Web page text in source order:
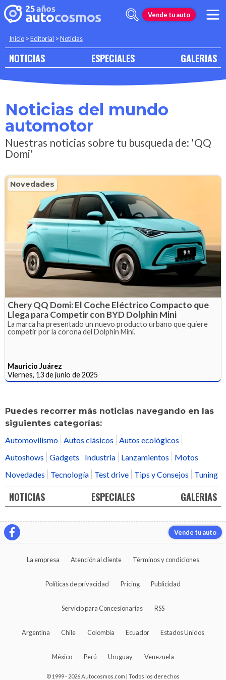
Vende tu auto
Inicio >Editorial >Noticias
NOTICIAS ESPECIALES GALERIAS
Noticias del mundo
automotor
Nuestras noticias sobre tu busqueda de: 'QQ
Domi'
Novedades
Chery QQ Domi: El Coche Eléctrico Compacto que
Llega para Competir con BYD Dolphin Mini
La marca ha presentado un nuevo producto urbano que quiere
competir por la corona del Dolphin Mini.
Mauricio Juárez
Viernes, 13 de junio de 2025
Puedes recorrer más noticias navegando en las
siguientes categorías:
Automovilismo Autos clásicos
Autos ecológicos
Autoshows
Gadgets Industria Lanzamientos
Motos
Novedades
Tecnología Test drive Tips y Consejos Tuning
NOTICIAS ESPECIALES GALERIAS
Vende tu auto
La empresa Atención al cliente Términos y condiciones
Políticas de privacidad Pricing Publicidad
Servicio para Concesionarias RSS
Argentina Chile Colombia Ecuador Estados Unidos
México Perú Uruguay Venezuela
© 1999 - 2026 Autocosmos.com | Todos los derechos